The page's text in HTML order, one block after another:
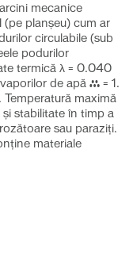
mecanice
(pe planșeu) cum ar
circulabile (sub
podurilor
termică λ = 0.040
de apă μ = 1.
maximă
stabilitate în timp a
sau paraziți.
materiale